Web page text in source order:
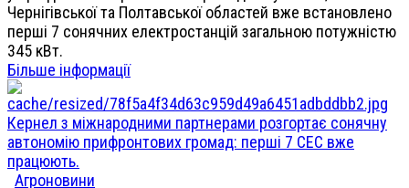
Чернігівської та Полтавської областей вже встановлено
перші 7 сонячних електростанцій загальною потужністю
345 кВт.
Більше інформації
Кернел з міжнародними партнерами розгортає сонячну
автономію прифронтових громад: перші 7 СЕС вже
працюють.
Агроновини